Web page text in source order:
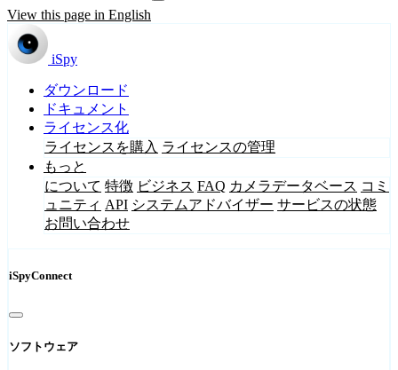
View this page in English
iSpy
ダウンロード
ドキュメント
ライセンス化
ライセンスを購入 ライセンスの管理
もっと
について 特徴 ビジネス FAQ カメラデータベース コミ
ュニティ API システムアドバイザー サービスの状態
お問い合わせ
iSpyConnect
ソフトウェア